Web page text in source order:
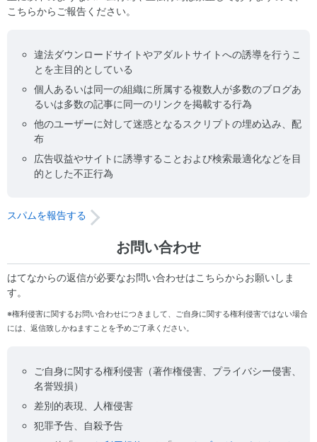
こちらからご報告ください。
違法ダウンロードサイトやアダルトサイトへの誘導を行うこ
とを主目的としている
個人あるいは同一の組織に所属する複数人が多数のブログあ
るいは多数の記事に同一のリンクを掲載する行為
他のユーザーに対して迷惑となるスクリプトの埋め込み、配
布
広告収益やサイトに誘導することおよび検索最適化などを目
的とした不正行為
スパムを報告する
お問い合わせ
はてなからの返信が必要なお問い合わせはこちらからお願いしま
す。
※権利侵害に関するお問い合わせにつきまして、ご自身に関する権利侵害ではない場合
には、返信致しかねますことを予めご了承ください。
ご自身に関する権利侵害（著作権侵害、プライバシー侵害、
名誉毀損）
差別的表現、人権侵害
犯罪予告、自殺予告